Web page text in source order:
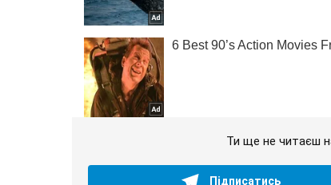
Ти ще не читаєш
Підписатись